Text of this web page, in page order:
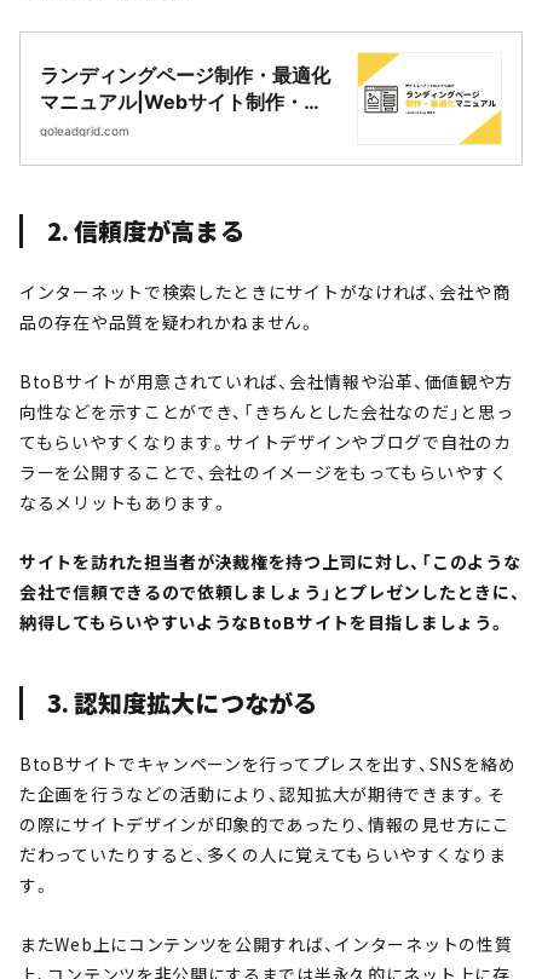
ランディングページ制作・最適化
マニュアル|Webサイト制作・
CMS開発｜LeadGrid
goleadgrid.com
2. 信頼度が高まる
インターネットで検索したときにサイトがなければ、会社や商
品の存在や品質を疑われかねません。
BtoBサイトが用意されていれば、会社情報や沿革、価値観や方
向性などを示すことができ、「きちんとした会社なのだ」と思っ
てもらいやすくなります。サイトデザインやブログで自社のカ
ラーを公開することで、会社のイメージをもってもらいやすく
なるメリットもあります。
サイトを訪れた担当者が決裁権を持つ上司に対し、「このような
会社で信頼できるので依頼しましょう」とプレゼンしたときに、
納得してもらいやすいようなBtoBサイトを目指しましょう。
3. 認知度拡大につながる
BtoBサイトでキャンペーンを行ってプレスを出す、SNSを絡め
た企画を行うなどの活動により、認知拡大が期待できます。 そ
の際にサイトデザインが印象的であったり、情報の見せ方にこ
だわっていたりすると、多くの人に覚えてもらいやすくなりま
す。
またWeb上にコンテンツを公開すれば、インターネットの性質
上、コンテンツを非公開にするまでは半永久的にネット上に存